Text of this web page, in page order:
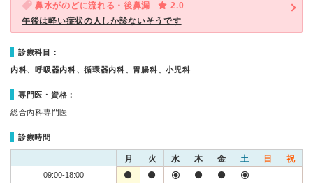
鼻水がのどに流れる・後鼻漏
2.0
午後は軽い症状の人しか診ないそうです
診療科目：
内科、呼吸器内科、循環器内科、胃腸科、小児科
専門医・資格：
総合内科専門医
診療時間
月 火 水 木 金 土 日 祝
09:00-18:00